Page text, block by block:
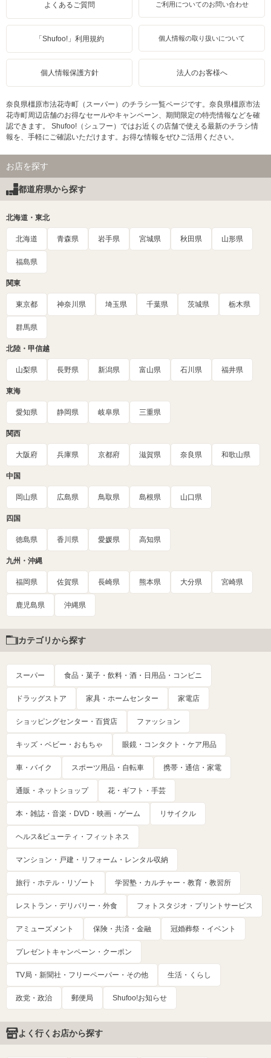
よくあるご質問 ご利用についてのお問い合わせ
「Shufoo!」利用規約 個人情報の取り扱いについて
個人情報保護方針 法人のお客様へ
奈良県橿原市法花寺町（スーパー）のチラシ一覧ページです。奈良県橿原市法
花寺町周辺店舗のお得なセールやキャンペーン、期間限定の特売情報などを確
認できます。 Shufoo!（シュフー）ではお近くの店舗で使える最新のチラシ情
報を、手軽にご確認いただけます。お得な情報をぜひご活用ください。
お店を探す
都道府県から探す
北海道・東北
北海道 青森県 岩手県 宮城県 秋田県 山形県
福島県
関東
東京都 神奈川県 埼玉県 千葉県 茨城県 栃木県
群馬県
北陸・甲信越
山梨県 長野県 新潟県 富山県 石川県 福井県
東海
愛知県 静岡県 岐阜県 三重県
関西
大阪府 兵庫県 京都府 滋賀県 奈良県 和歌山県
中国
岡山県 広島県 鳥取県 島根県 山口県
四国
徳島県 香川県 愛媛県 高知県
九州・沖縄
福岡県 佐賀県 長崎県 熊本県 大分県 宮崎県
鹿児島県 沖縄県
カテゴリから探す
スーパー 食品・菓子・飲料・酒・日用品・コンビニ
ドラッグストア 家具・ホームセンター 家電店
ショッピングセンター・百貨店 ファッション
キッズ・ベビー・おもちゃ 眼鏡・コンタクト・ケア用品
車・バイク スポーツ用品・自転車 携帯・通信・家電
通販・ネットショップ 花・ギフト・手芸
本・雑誌・音楽・DVD・映画・ゲーム リサイクル
ヘルス&ビューティ・フィットネス
マンション・戸建・リフォーム・レンタル収納
旅行・ホテル・リゾート 学習塾・カルチャー・教育・教習所
レストラン・デリバリー・外食 フォトスタジオ・プリントサービス
アミューズメント 保険・共済・金融 冠婚葬祭・イベント
プレゼントキャンペーン・クーポン
TV局・新聞社・フリーペーパー・その他 生活・くらし
政党・政治 郵便局 Shufoo!お知らせ
よく行くお店から探す